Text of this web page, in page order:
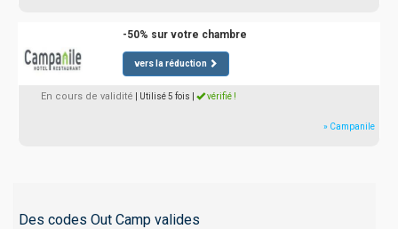
-50% sur votre chambre
vers la réduction
En cours de validité | Utilisé 5 fois vérifié !
» Campanile
Des codes Out Camp valides